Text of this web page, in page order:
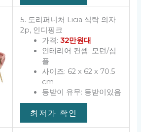
5. 도리퍼니처 Licia 식탁 의자
2p, 인디핑크
가격: 32만원대
인테리어 컨셉: 모던/심
플
사이즈: 62 x 62 x 70.5
cm
등받이 유무: 등받이있음
최저가 확인